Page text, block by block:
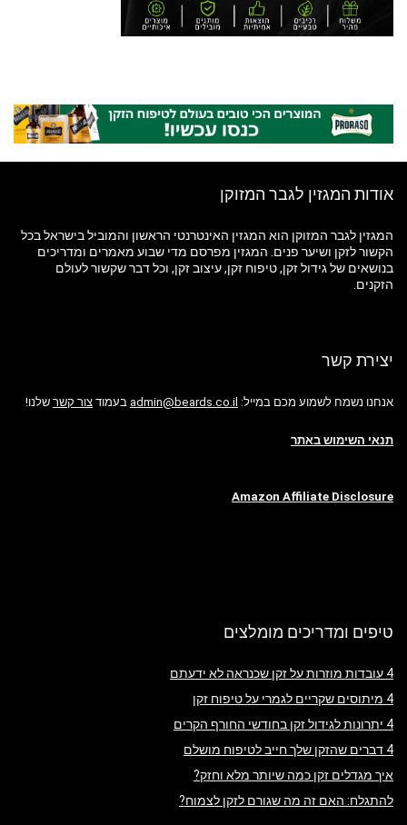
אודות המגזין לגבר המזוקן
המגזין לגבר המזוקן הוא המגזין האינטרנטי הראשון והמוביל בישראל בכל
הקשור לזקן ושיער פנים. המגזין מפרסם מדי שבוע מאמרים ומדריכים
בנושאים של גידול זקן, טיפוח זקן, עיצוב זקן, וכל דבר שקשור לעולם
הזקנים.
יצירת קשר
אנחנו נשמח לשמוע מכם במייל: admin@beards.co.il בעמוד צור קשר שלנו!
תנאי השימוש באתר
Amazon Affiliate Disclosure
טיפים ומדריכים מומלצים
4 עובדות מוזרות על זקן שכנראה לא ידעתם
4 מיתוסים שקריים לגמרי על טיפוח זקן
4 יתרונות לגידול זקן בחודשי החורף הקרים
4 דברים שהזקן שלך חייב לטיפוח מושלם
איך מגדלים זקן כמה שיותר מלא וחזק?
להתגלח: האם זה מה שגורם לזקן לצמוח?